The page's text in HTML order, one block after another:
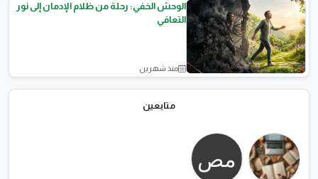
متابعين
الصحه العامة
الوحش الخفي: رحلة من ظلام الإدمان إلى نور
التعافي
منذ شهرين